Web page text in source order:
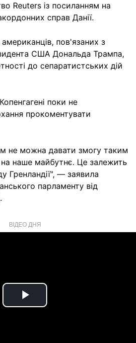
Reuters із посиланням на
справ Данії.
пов'язаних з
США Дональда Трампа,
до сепаратистських дій
поки не
прокоментувати
не можна давати змогу таким
наше майбутнє. Це залежить
Гренландії", — заявила
парламенту від
ВІДЕО ДНЯ
Play